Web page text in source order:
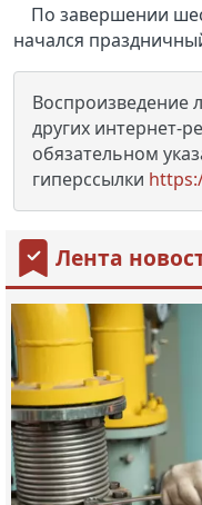
По завершении
начался
Воспроизведение
других интернет-
обязательном
гиперссылки
Лента